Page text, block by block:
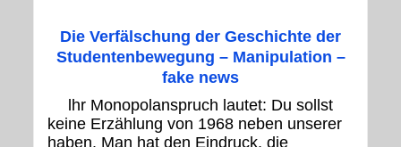
Die Verfälschung der Geschichte der
Studentenbewegung – Manipulation –
fake news
lhr Monopolanspruch lautet: Du sollst
keine Erzählung von 1968 neben unserer
haben. Man hat den Eindruck, die